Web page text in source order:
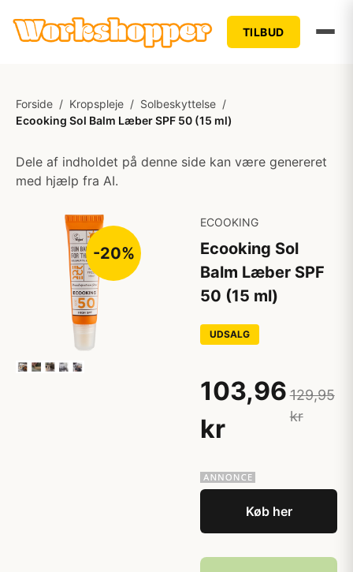
TILBUD
Forside / Kropspleje / Solbeskyttelse /
Ecooking Sol Balm Læber SPF 50 (15 ml)
Dele af indholdet på denne side kan være genereret
med hjælp fra AI.
-20%
ECOOKING
Ecooking Sol
Balm Læber SPF
50 (15 ml)
UDSALG
103,96
kr
129,95
kr
Køb her